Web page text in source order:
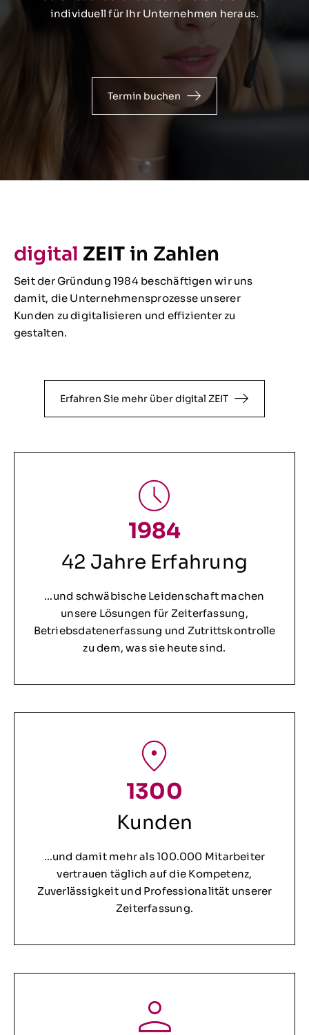
individuell für Ihr Unternehmen heraus.
Termin buchen
1984
42 Jahre Erfahrung
…und schwäbische Leidenschaft machen
unsere Lösungen für Zeiterfassung,
Betriebsdatenerfassung und Zutrittskontrolle
zu dem, was sie heute sind.
1300
Kunden
…und damit mehr als 100.000 Mitarbeiter
vertrauen täglich auf die Kompetenz,
Zuverlässigkeit und Professionalität unserer
Zeiterfassung.
digital ZEIT in Zahlen
Seit der Gründung 1984 beschäftigen wir uns
damit, die Unternehmensprozesse unserer
Kunden zu digitalisieren und effizienter zu
gestalten.
Erfahren Sie mehr über digital ZEIT